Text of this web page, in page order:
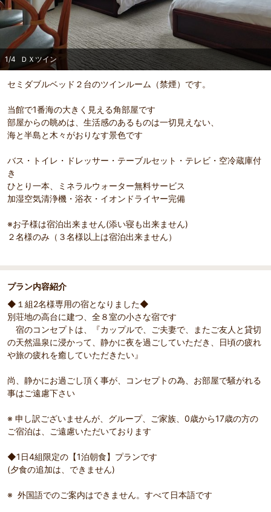
1/4 ＤＸツイン
セミダブルベッド２台のツインルーム（禁煙）です。
当館で1番海の大きく見える角部屋です
部屋からの眺めは、生活感のあるものは一切見えない、
海と半島と木々がおりなす景色です
バス・トイレ・ドレッサー・テーブルセット・テレビ・空冷蔵庫付
き
ひとり一本、ミネラルウォーター無料サービス
加湿空気清浄機・浴衣・イオンドライヤー完備
※お子様は宿泊出来ません(添い寝も出来ません)
２名様のみ（３名様以上は宿泊出来ません）
プラン内容紹介
◆１組2名様専用の宿となりました◆
別荘地の高台に建つ、全８室の小さな宿です
宿のコンセプトは、『カップルで、ご夫妻で、またご友人と貸切
の天然温泉に浸かって、静かに夜を過ごしていただき、日頃の疲れ
や旅の疲れを癒していただきたい』
尚、静かにお過ごし頂く事が、コンセプトの為、お部屋で騒がれる
事はご遠慮下さい
※ 申し訳ございませんが、グループ、ご家族、0歳から17歳の方の
ご宿泊は、ご遠慮いただいております
◆1日4組限定の【1泊朝食】プランです
(夕食の追加は、できません)
※ 外国語でのご案内はできません。すべて日本語です
部屋詳細（1/4）
Pr
evi
s
ＤＸツイン